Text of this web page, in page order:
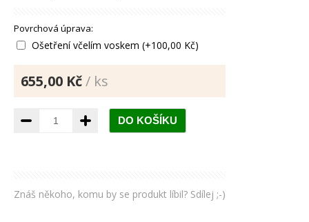
Povrchová úprava:
Ošetření včelím voskem (+100,00 Kč)
655,00 Kč/ ks
Znáš někoho, komu by se produkt líbil? Sdílej ;-)